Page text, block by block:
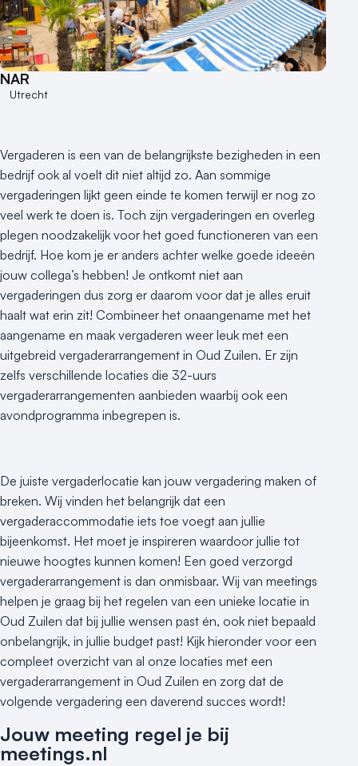
NAR
Utrecht
Vergaderen is een van de belangrijkste bezigheden in een
bedrijf ook al voelt dit niet altijd zo. Aan sommige
vergaderingen lijkt geen einde te komen terwijl er nog zo
veel werk te doen is. Toch zijn vergaderingen en overleg
plegen noodzakelijk voor het goed functioneren van een
bedrijf. Hoe kom je er anders achter welke goede ideeën
jouw collega’s hebben! Je ontkomt niet aan
vergaderingen dus zorg er daarom voor dat je alles eruit
haalt wat erin zit! Combineer het onaangename met het
aangename en maak vergaderen weer leuk met een
uitgebreid vergaderarrangement in Oud Zuilen. Er zijn
zelfs verschillende locaties die 32-uurs
vergaderarrangementen aanbieden waarbij ook een
avondprogramma inbegrepen is.
De juiste vergaderlocatie kan jouw vergadering maken of
breken. Wij vinden het belangrijk dat een
vergaderaccommodatie iets toe voegt aan jullie
bijeenkomst. Het moet je inspireren waardoor jullie tot
nieuwe hoogtes kunnen komen! Een goed verzorgd
vergaderarrangement is dan onmisbaar. Wij van meetings
helpen je graag bij het regelen van een unieke locatie in
Oud Zuilen dat bij jullie wensen past én, ook niet bepaald
onbelangrijk, in jullie budget past! Kijk hieronder voor een
compleet overzicht van al onze locaties met een
vergaderarrangement in Oud Zuilen en zorg dat de
volgende vergadering een daverend succes wordt!
Jouw meeting regel je bij
meetings.nl